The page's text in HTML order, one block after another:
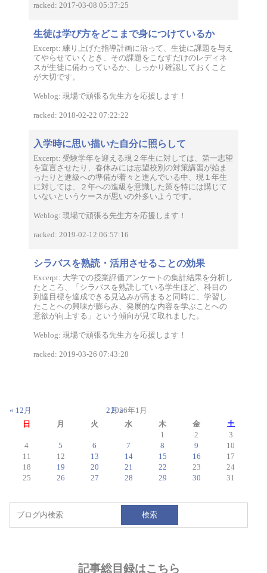
racked: 2017-03-08 05:37:25
生徒は学び方をどこまで身につけているか
Excerpt: 練り上げた指導計画に沿って、生徒に課題を与え
てやらせていくとき、その課題をこなすだけのレディネ
スが生徒に備わっているか、しっかり確認しておくこと
が大切です。
Weblog: 現場で頑張る先生方を応援します！
racked: 2018-02-22 07:22:22
入学時に思い描いた自分に照らして
Excerpt: 受験学年を迎える現２年生に対しては、第一志望
を宣言させたり、春休みには志望校別の対策講習が始ま
ったりと進級への準備が着々と進んでいる中、現１年生
に対しては、２年への進級を意識した策を特には講じて
いないというケースが思いの外多いようです。
Weblog: 現場で頑張る先生方を応援します！
racked: 2019-02-12 06:57:16
シラバスを熟読・活用させることの効果
Excerpt: 大学での授業評価アンケートの集計結果を分析し
たところ、「シラバスを熟読している学生ほど、科目の
到達目標を達成できる見込みが高まると同時に、学習し
たことへの興味が膨らみ、発展的な内容を学ぶことへの
意欲が向上する」という傾向が見て取れました。
Weblog: 現場で頑張る先生方を応援します！
racked: 2019-03-26 07:43:28
2026年1月
日
月 火 水 木 金
土
1
2
3
4
5 6 7 8 9
10
11
12 13 14 15 16
17
18
19 20 21 22 23
24
25
26 27 28 29 30 31
« 12月 2月 »
検索
記事総目録はこちら